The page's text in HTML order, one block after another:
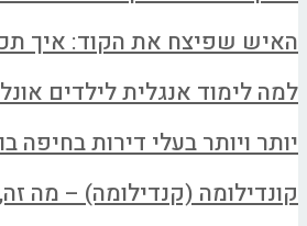
האיש שפיצח את הקוד: איך
למה לימוד אנגלית לילדים
יותר ויותר בעלי דירות
קונדילומה (קנדילומה) – מה